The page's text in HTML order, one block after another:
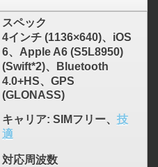
スペック
4インチ (1136×640)、iOS
6、Apple A6 (S5L8950)
(Swift*2)、Bluetooth
4.0+HS、GPS
(GLONASS)
キャリア: SIMフリー、 技
適
対応周波数